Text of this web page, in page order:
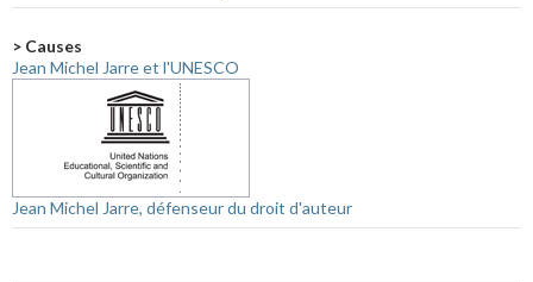
> Causes
Jean Michel Jarre et l'UNESCO
Jean Michel Jarre, défenseur du droit d'auteur